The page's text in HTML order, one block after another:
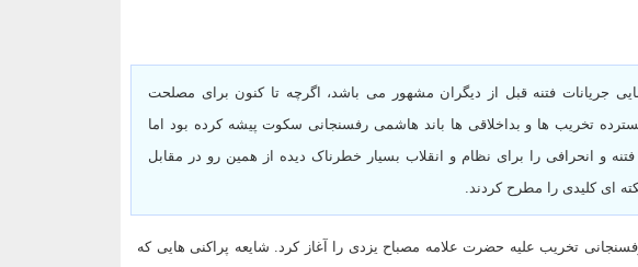
جریانات فتنه قبل از دیگران مشهور می باشد، اگرچه تا کنون برای مصلحت
تخریب ها و بداخلاقی ها باند هاشمی رفسنجانی سکوت پیشه کرده بود اما
و انحرافی را برای نظام و انقلاب بسیار خطرناک دیده از همین رو در مقابل
ای کلیدی را مطرح کردند.
تخریب علیه حضرت علامه مصباح یزدی را آغاز کرد. شایعه پراکنی هایی که